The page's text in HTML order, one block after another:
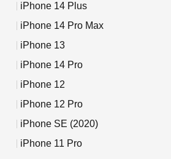
iPhone 14 Plus
iPhone 14 Pro Max
iPhone 13
iPhone 14 Pro
iPhone 12
iPhone 12 Pro
iPhone SE (2020)
iPhone 11 Pro